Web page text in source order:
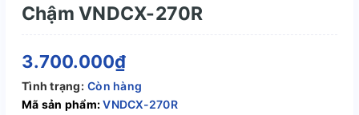
Chậm VNDCX-270R
3.700.000₫
Tình trạng: Còn hàng
Mã sản phẩm:VNDCX-270R